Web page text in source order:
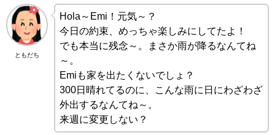
ともだち
Hola～Emi！元気～？
今日の約束、めっちゃ楽しみにしてたよ！
でも本当に残念～。まさか雨が降るなんてね
～。
Emiも家を出たくないでしょ？
300日晴れてるのに、こんな雨に日にわざわざ
外出するなんてね～。
来週に変更しない？